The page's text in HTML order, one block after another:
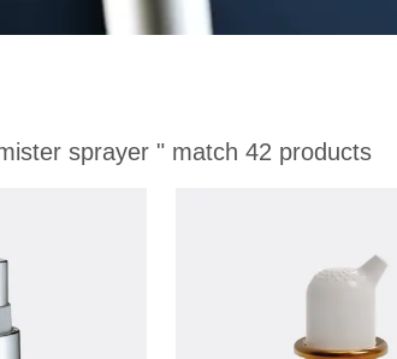
sprayer " match 42 products